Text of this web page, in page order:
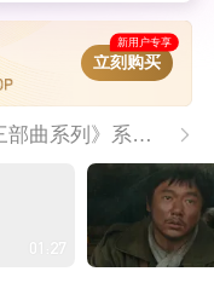
新用户专享
立刻购买
更多《《志愿军》三部曲系列》系列内容
01:27